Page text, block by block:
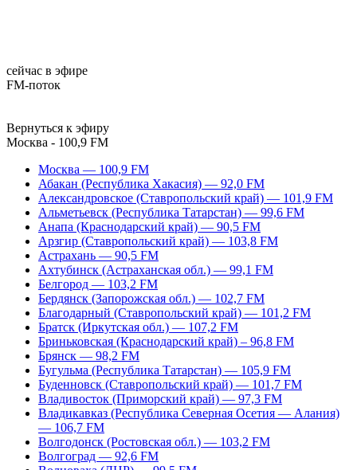
сейчас в эфире
FM-поток
Вернуться к эфиру
Москва - 100,9 FM
Москва — 100,9 FM
Абакан (Республика Хакасия) — 92,0 FM
Александровское (Ставропольский край) — 101,9 FM
Альметьевск (Республика Татарстан) — 99,6 FM
Анапа (Краснодарский край) — 90,5 FM
Арзгир (Ставропольский край) — 103,8 FM
Астрахань — 90,5 FM
Ахтубинск (Астраханская обл.) — 99,1 FM
Белгород — 103,2 FM
Бердянск (Запорожская обл.) — 102,7 FM
Благодарный (Ставропольский край) — 101,2 FM
Братск (Иркутская обл.) — 107,2 FM
Бриньковская (Краснодарский край) – 96,8 FM
Брянск — 98,2 FM
Бугульма (Республика Татарстан) — 105,9 FM
Буденновск (Ставропольский край) — 101,7 FM
Владивосток (Приморский край) — 97,3 FM
Владикавказ (Республика Северная Осетия — Алания)
— 106,7 FM
Волгодонск (Ростовская обл.) — 103,2 FM
Волгоград — 92,6 FM